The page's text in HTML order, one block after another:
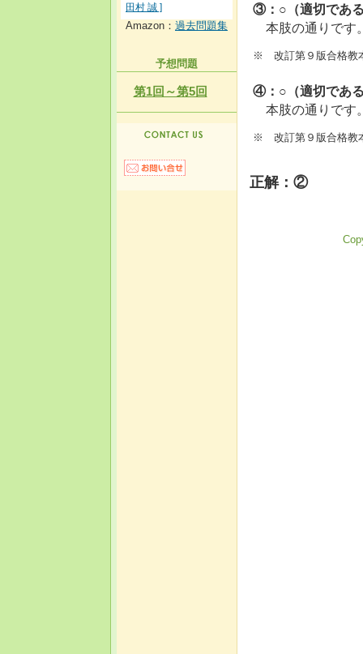
田村 誠 ]
Amazon： 過去問題集
予想問題
第1回～第5回
③：○（適切であ
本肢の通りです
※ 改訂第９版合格教
④：○（適切であ
本肢の通りです
※ 改訂第９版合格教
正解：②